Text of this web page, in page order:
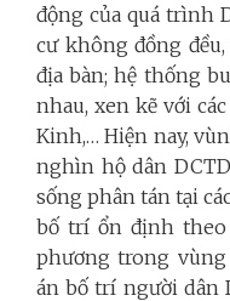
động của quá trình
cư không đồng
địa bàn; hệ thống
nhau, xen kẽ với
Kinh,… Hiện nay,
nghìn hộ dân
sống phân tán tại
bố trí ổn định theo
phương trong
án bố trí người dân